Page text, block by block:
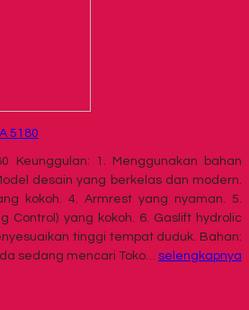
5180
Keunggulan: 1. Menggunakan bahan
desain yang berkelas dan modern.
kokoh. 4. Armrest yang nyaman. 5.
Control) yang kokoh. 6. Gaslift hydrolic
tinggi tempat duduk. Bahan:
sedang mencari Toko… selengkapnya